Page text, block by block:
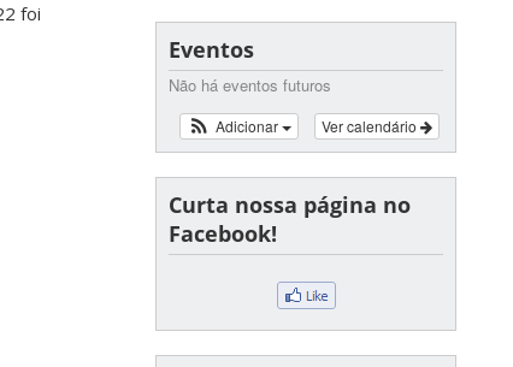
foi
Eventos
Não há eventos futuros
Ver calendário
Adicionar
Curta nossa página no
Facebook!